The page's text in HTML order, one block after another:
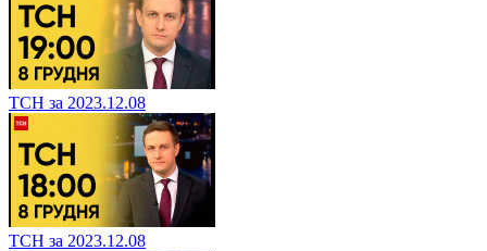
ТСН за 2023.12.08
ТСН за 2023.12.08